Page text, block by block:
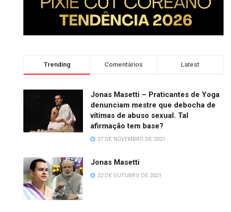
Trending Comentários Latest
Jonas Masetti – Praticantes de Yoga
denunciam mestre que debocha de
vítimas de abuso sexual. Tal
afirmação tem base?
27 DE NOVEMBRO DE 2021
Jonas Masetti
22 DE OUTUBRO DE 2021